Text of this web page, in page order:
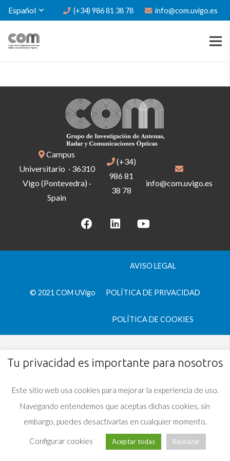
Español (+34) 986 81 38 78 info@com.uvigo.es
Campus
Universitario · 36310
Vigo (Pontevedra) ·
Spain
(+34)
986 81
38 78
info@com.uvigo.es
© 2021 COM UVigo
AVISO LEGAL
POLÍTICA DE PRIVACIDAD
POLÍTICA DE COOKIES
Tu privacidad es importante para nosotros
Este sitio web usa cookies para mejorar la experiencia de uso.
Navegando entendemos que aceptas dichas cookies, sin
embargo, puedes desactivarlas en cualquier momento.
Configurar cookies Aceptar todas Rechazar